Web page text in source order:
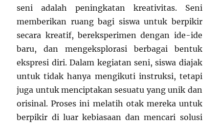
seni adalah peningkatan kreativitas. Seni
memberikan ruang bagi siswa untuk berpikir
secara kreatif, bereksperimen dengan ide-ide
baru, dan mengeksplorasi berbagai bentuk
ekspresi diri. Dalam kegiatan seni, siswa diajak
untuk tidak hanya mengikuti instruksi, tetapi
juga untuk menciptakan sesuatu yang unik dan
orisinal. Proses ini melatih otak mereka untuk
berpikir di luar kebiasaan dan mencari solusi